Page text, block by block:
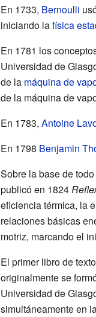
En 1733, Bernoulli
iniciando lafísica
En 1781 los
Universidad de
de la máquina de
de la máquina de
En 1783, Antoine
En 1798 Benjamin
Sobre la base de
publicó en 1824
eficiencia térmica, la
relaciones básicas
motriz, marcando el
El primer libro de
originalmente se
Universidad de
simultáneamente en